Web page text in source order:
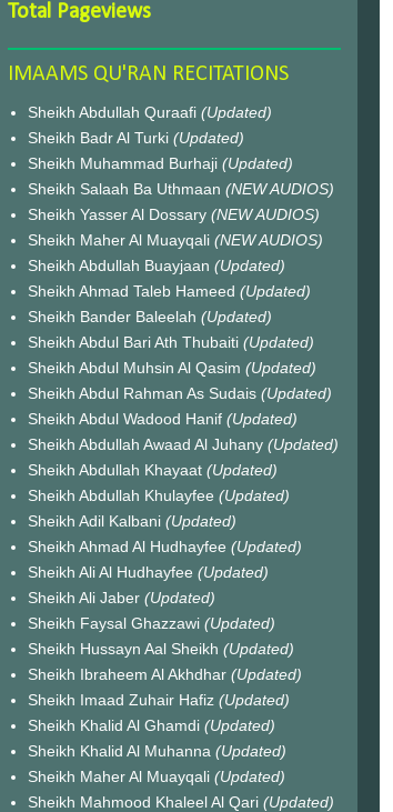
Total Pageviews
IMAAMS QU'RAN RECITATIONS
Sheikh Abdullah Quraafi (Updated)
Sheikh Badr Al Turki (Updated)
Sheikh Muhammad Burhaji (Updated)
Sheikh Salaah Ba Uthmaan (NEW AUDIOS)
Sheikh Yasser Al Dossary (NEW AUDIOS)
Sheikh Maher Al Muayqali (NEW AUDIOS)
Sheikh Abdullah Buayjaan (Updated)
Sheikh Ahmad Taleb Hameed (Updated)
Sheikh Bander Baleelah (Updated)
Sheikh Abdul Bari Ath Thubaiti (Updated)
Sheikh Abdul Muhsin Al Qasim (Updated)
Sheikh Abdul Rahman As Sudais (Updated)
Sheikh Abdul Wadood Hanif (Updated)
Sheikh Abdullah Awaad Al Juhany (Updated)
Sheikh Abdullah Khayaat (Updated)
Sheikh Abdullah Khulayfee (Updated)
Sheikh Adil Kalbani (Updated)
Sheikh Ahmad Al Hudhayfee (Updated)
Sheikh Ali Al Hudhayfee (Updated)
Sheikh Ali Jaber (Updated)
Sheikh Faysal Ghazzawi (Updated)
Sheikh Hussayn Aal Sheikh (Updated)
Sheikh Ibraheem Al Akhdhar (Updated)
Sheikh Imaad Zuhair Hafiz (Updated)
Sheikh Khalid Al Ghamdi (Updated)
Sheikh Khalid Al Muhanna (Updated)
Sheikh Maher Al Muayqali (Updated)
Sheikh Mahmood Khaleel Al Qari (Updated)